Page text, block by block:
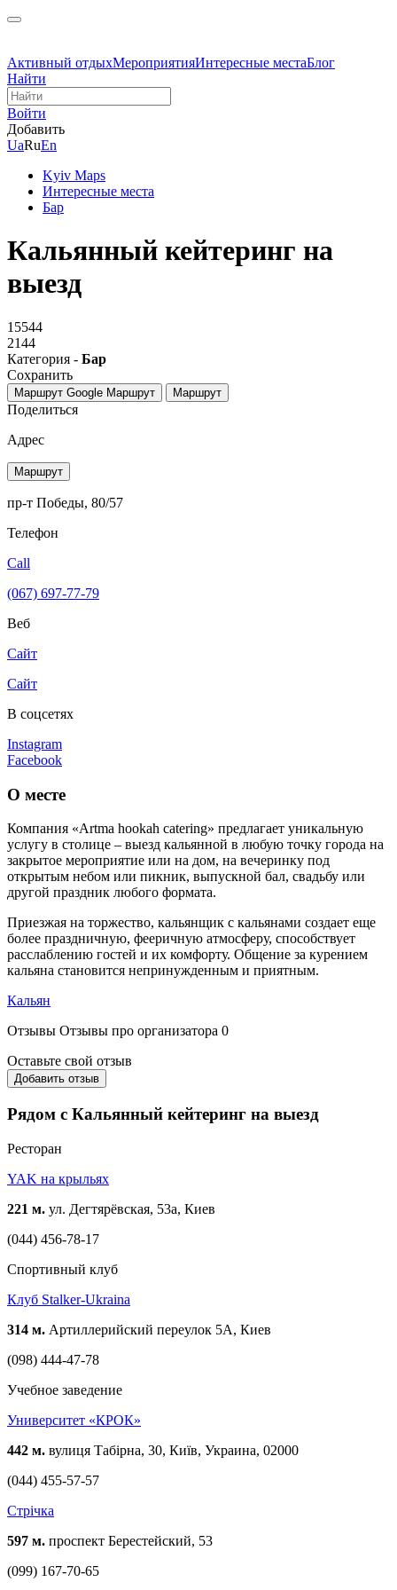
Активный отдыхМероприятияИнтересные местаБлог
Найти
Войти
Добавить
UaRuEn
Kyiv Maps
Интересные места
Бар
Кальянный кейтеринг на
выезд
15544
2144
Категория - Бар
Сохранить
Маршрут Google Маршрут Маршрут
Поделиться
Адрес
Маршрут
пр-т Победы, 80/57
Телефон
Call
(067) 697-77-79
Веб
Сайт
Сайт
В соцсетях
Instagram
Facebook
О месте
Компания «Artma hookah catering» предлагает уникальную
услугу в столице – выезд кальянной в любую точку города на
закрытое мероприятие или на дом, на вечеринку под
открытым небом или пикник, выпускной бал, свадьбу или
другой праздник любого формата.
Приезжая на торжество, кальянщик с кальянами создает еще
более праздничную, фееричную атмосферу, способствует
расслаблению гостей и их комфорту. Общение за курением
кальяна становится непринужденным и приятным.
Кальян
Отзывы Отзывы про организатора 0
Оставьте свой отзыв
Добавить отзыв
Рядом с Кальянный кейтеринг на выезд
Ресторан
YAK на крыльях
221 м. ул. Дегтярёвская, 53а, Киев
(044) 456-78-17
Спортивный клуб
Клуб Stalker-Ukraina
314 м. Артиллерийский переулок 5А, Киев
(098) 444-47-78
Учебное заведение
Университет «КРОК»
442 м. вулиця Табірна, 30, Київ, Украина, 02000
(044) 455-57-57
Стрічка
597 м. проспект Берестейский, 53
(099) 167-70-65